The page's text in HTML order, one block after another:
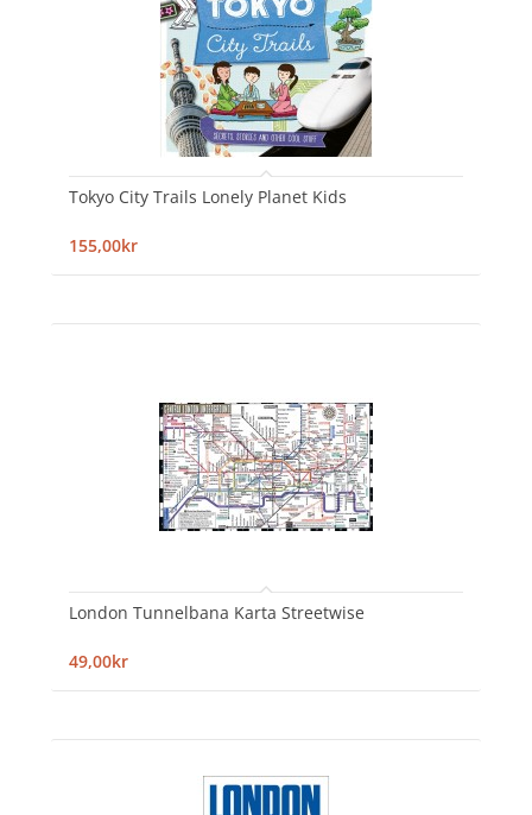
Tokyo City Trails Lonely Planet Kids
155,00kr
London Tunnelbana Karta Streetwise
49,00kr